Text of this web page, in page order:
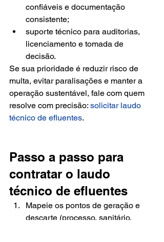
confiáveis e documentação
consistente;
suporte técnico para auditorias,
licenciamento e tomada de
decisão.
Se sua prioridade é reduzir risco de
multa, evitar paralisações e manter a
operação sustentável, fale com quem
resolve com precisão: solicitar laudo
técnico de efluentes.
Passo a passo para
contratar o laudo
técnico de efluentes
Mapeie os pontos de geração e
descarte (processo, sanitário,